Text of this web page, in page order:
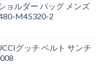
ョルダー バッグ メンズ
M45320-2
グッチ ベルト サンチ